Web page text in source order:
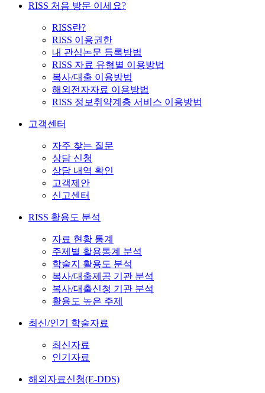
RISS 처음 방문 이세요?
RISS란?
RISS 이용권한
내 관심논문 등록방법
RISS 자료 유형별 이용방법
복사/대출 이용방법
해외전자자료 이용방법
RISS 정보취약계층 서비스 이용방법
고객센터
자주 찾는 질문
상담 신청
상담 내역 확인
고객제안
신고센터
RISS 활용도 분석
자료 현황 통계
주제별 활용통계 분석
학술지 활용도 분석
복사/대출제공 기관 분석
복사/대출신청 기관 분석
활용도 높은 주제
최신/인기 학술자료
최신자료
인기자료
해외자료신청(E-DDS)